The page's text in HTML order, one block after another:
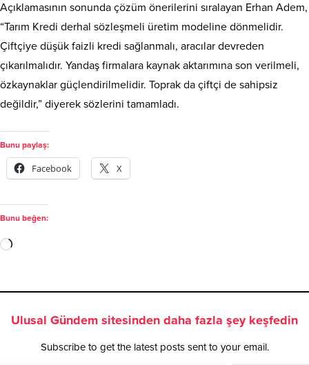
Açıklamasının sonunda çözüm önerilerini sıralayan Erhan Adem,
“Tarım Kredi derhal sözleşmeli üretim modeline dönmelidir.
Çiftçiye düşük faizli kredi sağlanmalı, aracılar devreden
çıkarılmalıdır. Yandaş firmalara kaynak aktarımına son verilmeli,
özkaynaklar güçlendirilmelidir. Toprak da çiftçi de sahipsiz
değildir,” diyerek sözlerini tamamladı.
Bunu paylaş:
Facebook X
Bunu beğen:
Ulusal Gündem sitesinden daha fazla şey keşfedin
Subscribe to get the latest posts sent to your email.